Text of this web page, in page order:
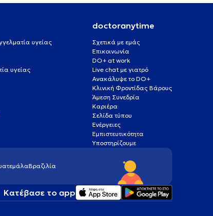
υγείας
υγείας
doctoranytime
Σχετικά με εμάς
Επικοινωνία
DO+ at work
Live chat με γιατρό
Ανακάλυψε το DO+
Κλινική Φροντίδας Βάρους
Άμεση Συνεδρία
Καριέρα
Σελίδα τύπου
Ενέργειες
Εμπιστευτικότητα
Υποστηρίζουμε
Βραζιλία
Κατέβασε το app